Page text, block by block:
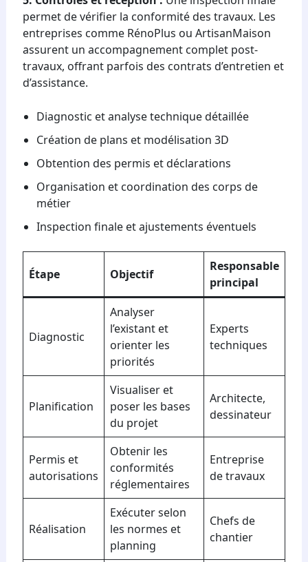
permet de vérifier la conformité des travaux. Les
entreprises comme RénoPlus ou ArtisanMaison
assurent un accompagnement complet post-
travaux, offrant parfois des contrats d’entretien et
d’assistance.
Diagnostic et analyse technique détaillée
Création de plans et modélisation 3D
Obtention des permis et déclarations
Organisation et coordination des corps de
métier
Inspection finale et ajustements éventuels
Étape Objectif
Responsable
principal
Diagnostic
Analyser
l’existant et
orienter les
priorités
Experts
techniques
Planification
Visualiser et
poser les bases
du projet
Architecte,
dessinateur
Permis et
autorisations
Obtenir les
conformités
réglementaires
Entreprise
de travaux
Réalisation
Exécuter selon
les normes et
planning
Chefs de
chantier